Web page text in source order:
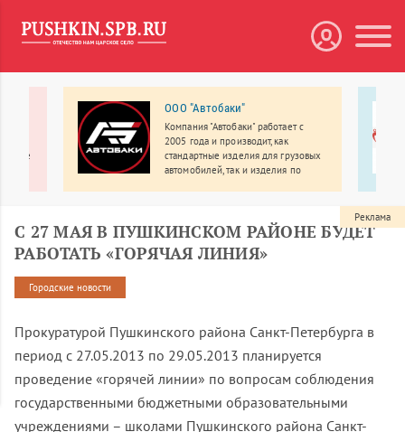
ООО "Автобаки"
Компания "Автобаки" работает с
2005 года и производит, как
стандартные изделия для грузовых
автомобилей, так и изделия по
С 27 МАЯ В ПУШКИНСКОМ РАЙОНЕ БУДЕТ
РАБОТАТЬ «ГОРЯЧАЯ ЛИНИЯ»
Городские новости
Прокуратурой Пушкинского района Санкт-Петербурга в
период с 27.05.2013 по 29.05.2013 планируется
проведение «горячей линии» по вопросам соблюдения
государственными бюджетными образовательными
учреждениями – школами Пушкинского района Санкт-
Реклама